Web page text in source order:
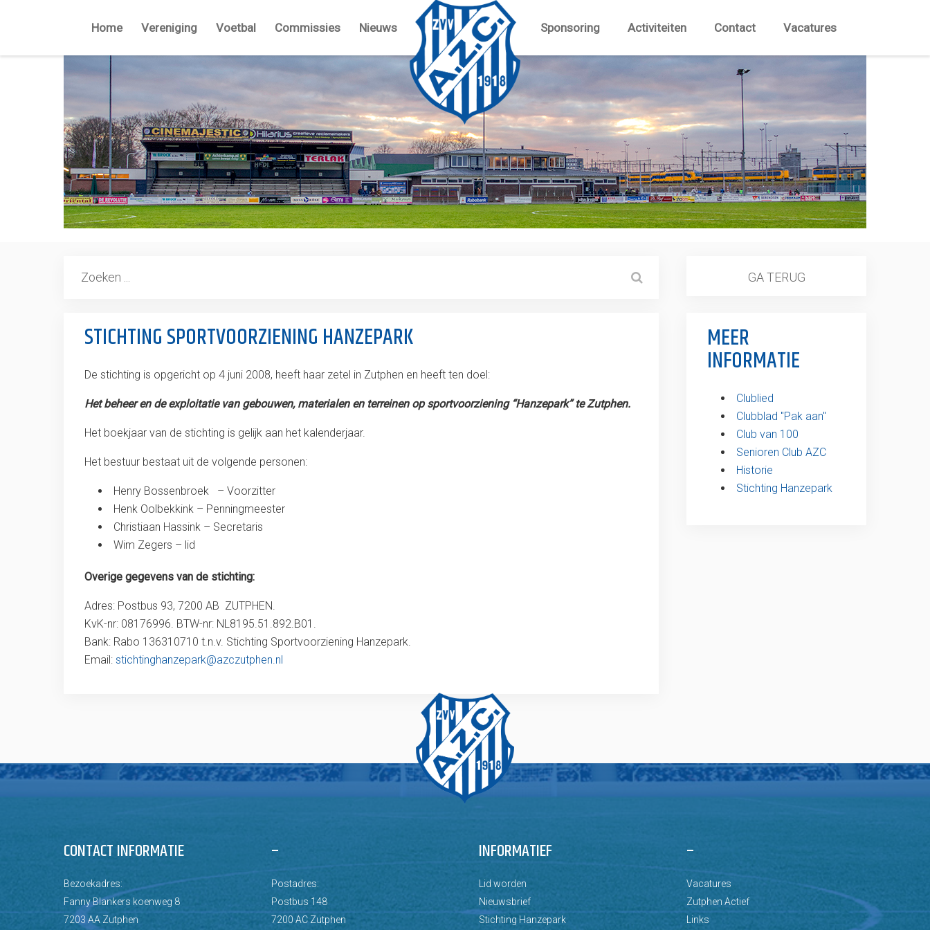
Home Vereniging Voetbal Commissies Nieuws Sponsoring Activiteiten Contact Vacatures
GA TERUG
STICHTING SPORTVOORZIENING HANZEPARK
De stichting is opgericht op 4 juni 2008, heeft haar zetel in Zutphen en heeft ten doel:
Het beheer en de exploitatie van gebouwen, materialen en terreinen op sportvoorziening “Hanzepark” te Zutphen.
Het boekjaar van de stichting is gelijk aan het kalenderjaar.
Het bestuur bestaat uit de volgende personen:
Henry Bossenbroek – Voorzitter
Henk Oolbekkink – Penningmeester
Christiaan Hassink – Secretaris
Wim Zegers – lid
Overige gegevens van de stichting:
Adres: Postbus 93, 7200 AB ZUTPHEN.
KvK-nr: 08176996. BTW-nr: NL8195.51.892.B01.
Bank: Rabo 136310710 t.n.v. Stichting Sportvoorziening Hanzepark.
Email: stichtinghanzepark@azczutphen.nl
MEER
INFORMATIE
Clublied
Clubblad ''Pak aan''
Club van 100
Senioren Club AZC
Historie
Stichting Hanzepark
CONTACT INFORMATIE
Bezoekadres:
Fanny Blankers koenweg 8
7203 AA Zutphen
–
Postadres:
Postbus 148
7200 AC Zutphen
INFORMATIEF
Lid worden
Nieuwsbrief
Stichting Hanzepark
–
Vacatures
Zutphen Actief
Links